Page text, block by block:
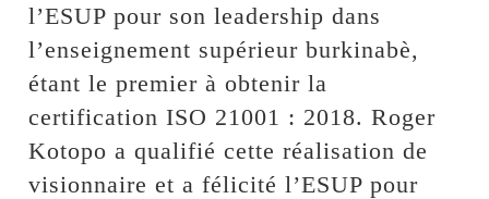
l’ESUP pour son leadership dans
l’enseignement supérieur burkinabè,
étant le premier à obtenir la
certification ISO 21001 : 2018. Roger
Kotopo a qualifié cette réalisation de
visionnaire et a félicité l’ESUP pour